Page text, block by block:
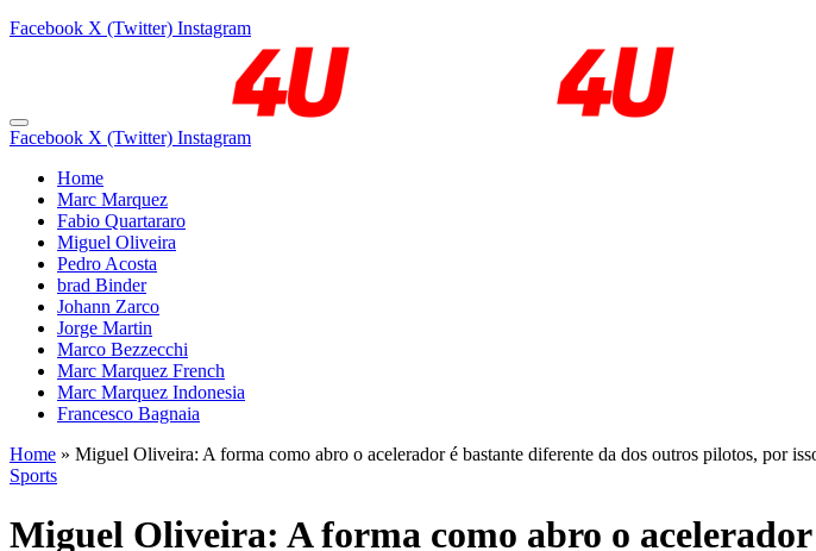
Facebook X (Twitter) Instagram
Facebook X (Twitter) Instagram
Home
Marc Marquez
Fabio Quartararo
Miguel Oliveira
Pedro Acosta
brad Binder
Johann Zarco
Jorge Martin
Marco Bezzecchi
Marc Marquez French
Marc Marquez Indonesia
Francesco Bagnaia
Home » Miguel Oliveira: A forma como abro o acelerador é bastante diferente da dos outros pilotos, por
Sports
Miguel Oliveira: A forma como abro o